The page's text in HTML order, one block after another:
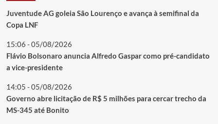
Juventude AG goleia São Lourenço e avança à semifinal da
Copa LNF
15:06 - 05/08/2026
Flávio Bolsonaro anuncia Alfredo Gaspar como pré-candidato
a vice-presidente
14:05 - 05/08/2026
Governo abre licitação de R$ 5 milhões para cercar trecho da
MS-345 até Bonito